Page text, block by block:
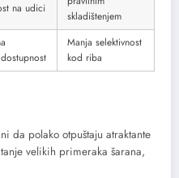
na udici
skladištenjem
Manja selektivnost
kod riba
da polako otpuštaju atraktante
velikih primeraka šarana,